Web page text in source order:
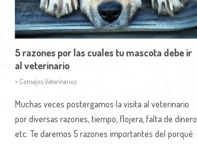
5 razones por las cuales tu mascota debe ir
al veterinario
> Consejos Veterinarios
Muchas veces postergamos la visita al veterinario
por diversas razones, tiempo, flojera, falta de dinero
etc. Te daremos 5 razones importantes del porqué